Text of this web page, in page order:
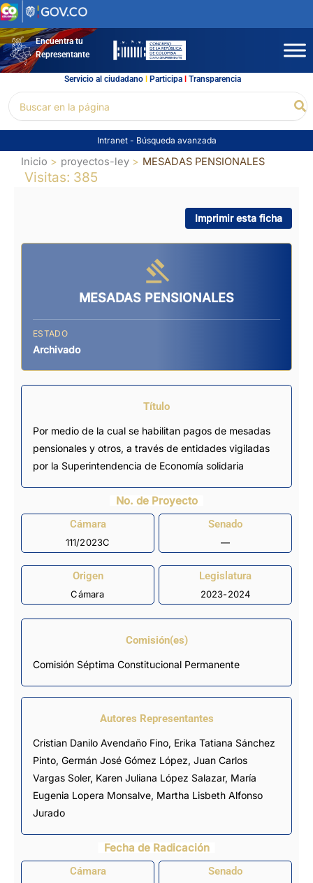
Ir
al
contenidoEncuentra tu
Representante
Servicio al ciudadano l Participal Transparencia
por:
Intranet - Búsqueda avanzada
Inicio proyectos-ley MESADAS PENSIONALES
Visitas: 385
Imprimir esta ficha
MESADAS PENSIONALES
ESTADO
Archivado
Título
Por medio de la cual se habilitan pagos de mesadas
pensionales y otros, a través de entidades vigiladas
por la Superintendencia de Economía solidaria
No. de Proyecto
Cámara
111/2023C
Senado
—
Origen
Cámara
Legislatura
2023-2024
Comisión(es)
Comisión Séptima Constitucional Permanente
Autores Representantes
Cristian Danilo Avendaño Fino, Erika Tatiana Sánchez
Pinto, Germán José Gómez López, Juan Carlos
Vargas Soler, Karen Juliana López Salazar, María
Eugenia Lopera Monsalve, Martha Lisbeth Alfonso
Jurado
Fecha de Radicación
Cámara Senado